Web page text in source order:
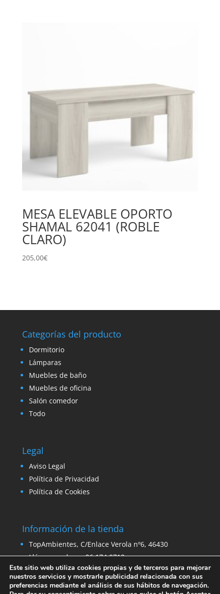
MESA ELEVABLE OPORTO
SHAMAL 62041 (ROBLE
CLARO)
205,00€
Categorías del producto
Dormitorio
Lámparas
Muebles de baño
Muebles de oficina
Salón comedor
Todo
Legal
Aviso Legal
Política de Privacidad
Política de Cookies
Información de la tienda
TopAmbientes, C/Enlace Verola nº6, 46430
Llámanos ahora: 96 174 0712
Email:ventas@venta-stock.com
Este sitio web utiliza cookies propias y de terceros para mejorar
nuestros servicios y mostrarle publicidad relacionada con sus
preferencias mediante el análisis de sus hábitos de navegación.